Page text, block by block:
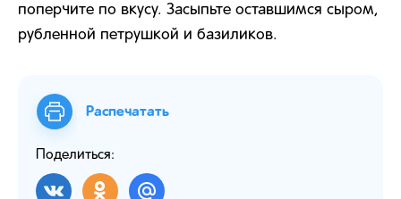
поперчите по вкусу. Засыпьте оставшимся сыром,
рубленной петрушкой и базиликов.
Распечатать
Поделиться: